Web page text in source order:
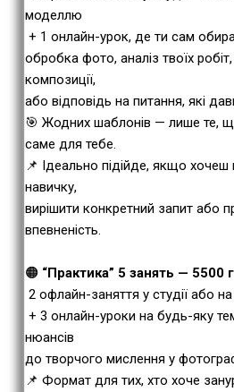
моделлю
+ 1 онлайн-урок, де ти сам
обробка фото, аналіз твоїх робіт,
композиції,
або відповідь на питання, які
🎯 Жодних шаблонів — лише те,
саме для тебе.
📌 Ідеально підійде, якщо
навичку,
вирішити конкретний запит або
впевненість.
🟠 “Практика” 5 занять — 5500
2 офлайн-заняття у студії або
+ 3 онлайн-уроки на будь-яку
нюансів
до творчого мислення у
📌 Формат для тих, хто хоче